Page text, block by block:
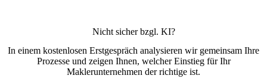
Nicht sicher bzgl. KI?
In einem kostenlosen Erstgespräch analysieren wir gemeinsam Ihre
Prozesse und zeigen Ihnen, welcher Einstieg für Ihr
Maklerunternehmen der richtige ist.